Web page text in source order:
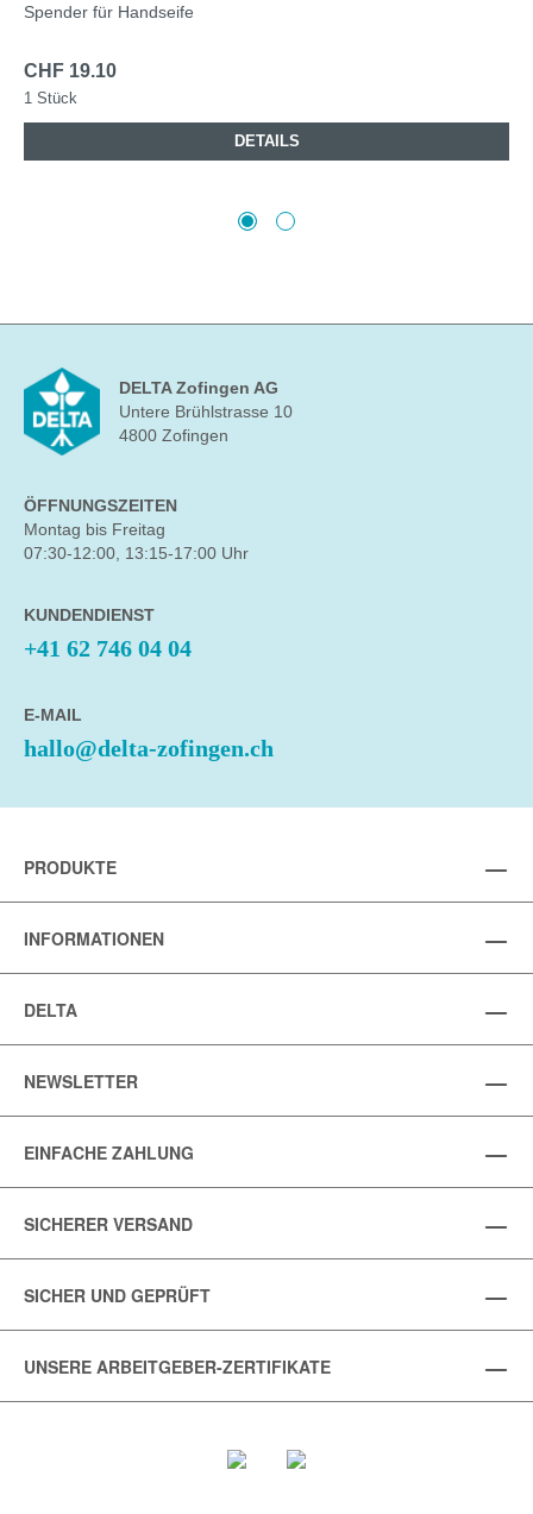
Spender für Handseife
CHF 19.10
1 Stück
DETAILS
DELTA Zofingen AG
Untere Brühlstrasse 10
4800 Zofingen
ÖFFNUNGSZEITEN
Montag bis Freitag
07:30-12:00, 13:15-17:00 Uhr
KUNDENDIENST
+41 62 746 04 04
E-MAIL
hallo@delta-zofingen.ch
PRODUKTE
INFORMATIONEN
DELTA
NEWSLETTER
EINFACHE ZAHLUNG
SICHERER VERSAND
SICHER UND GEPRÜFT
UNSERE ARBEITGEBER-ZERTIFIKATE